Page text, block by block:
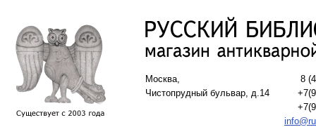
Москва,
Чистопрудный бульвар, д.14
8